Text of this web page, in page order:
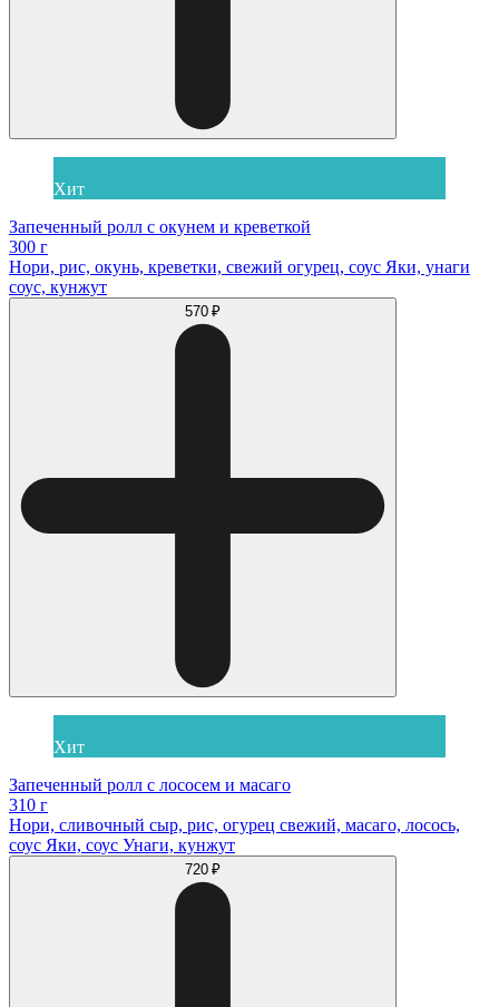
Хит
Запеченный ролл с окунем и креветкой
300 г
Нори, рис, окунь, креветки, свежий огурец, соус Яки, унаги
соус, кунжут
570 ₽
Хит
Запеченный ролл с лососем и масаго
310 г
Нори, сливочный сыр, рис, огурец свежий, масаго, лосось,
соус Яки, соус Унаги, кунжут
720 ₽